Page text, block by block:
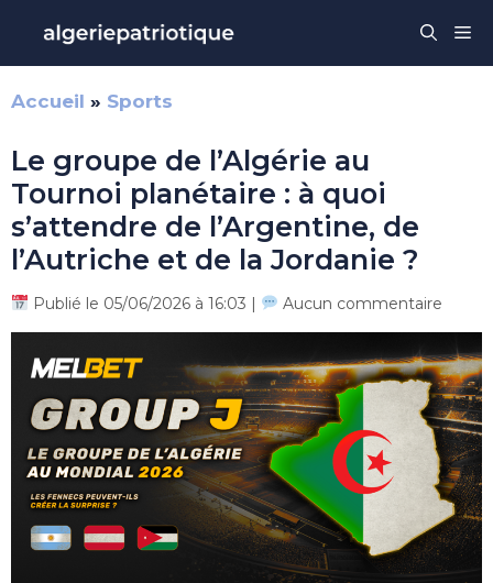
contenu
Accueil » Sports
Le groupe de l’Algérie au
Tournoi planétaire : à quoi
s’attendre de l’Argentine, de
l’Autriche et de la Jordanie ?
Publié le 05/06/2026 à 16:03 | Aucun commentaire